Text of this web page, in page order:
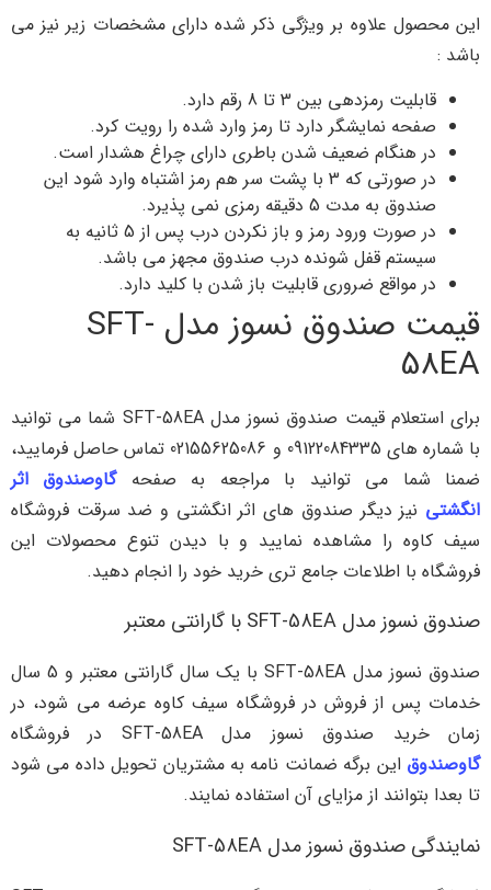
این محصول علاوه بر ویژگی ذکر شده دارای مشخصات زیر نیز می
باشد :
قابلیت رمزدهی بین 3 تا 8 رقم دارد.
صفحه نمایشگر دارد تا رمز وارد شده را رویت کرد.
در هنگام ضعیف شدن باطری دارای چراغ هشدار است.
در صورتی که 3 با پشت سر هم رمز اشتباه وارد شود این
صندوق به مدت 5 دقیقه رمزی نمی پذیرد.
در صورت ورود رمز و باز نکردن درب پس از 5 ثانیه به
سیستم قفل شونده درب صندوق مجهز می باشد.
در مواقع ضروری قابلیت باز شدن با کلید دارد.
قیمت صندوق نسوز مدل SFT-
58EA
برای استعلام قیمت صندوق نسوز مدل SFT-58EA شما می توانید
با شماره های 09122084335 و 02155625086 تماس حاصل فرمایید،
ضمنا شما می توانید با مراجعه به صفحهگاوصندوق اثر
انگشتی نیز دیگر صندوق های اثر انگشتی و ضد سرقت فروشگاه
سیف کاوه را مشاهده نمایید و با دیدن تنوع محصولات این
فروشگاه با اطلاعات جامع تری خرید خود را انجام دهید.
صندوق نسوز مدل SFT-58EA با گارانتی معتبر
صندوق نسوز مدل SFT-58EA با یک سال گارانتی معتبر و 5 سال
خدمات پس از فروش در فروشگاه سیف کاوه عرضه می شود، در
زمان خرید صندوق نسوز مدل SFT-58EA در فروشگاه
گاوصندوق این برگه ضمانت نامه به مشتریان تحویل داده می شود
تا بعدا بتوانند از مزایای آن استفاده نمایند.
نمایندگی صندوق نسوز مدل SFT-58EA